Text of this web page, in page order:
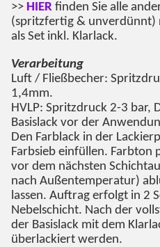
>> HIER finden Sie alle
(spritzfertig & unverdünnt)
als Set inkl. Klarlack.
Verarbeitung
Luft / Fließbecher:
1,4mm.
HVLP: Spritzdruck 2-3 bar,
Basislack vor der
Den Farblack in der
Farbsieb einfüllen. Farbton
vor dem nächsten
nach Außentemperatur)
lassen. Auftrag erfolgt in 2
Nebelschicht. Nach der
der Basislack mit dem
überlackiert werden.